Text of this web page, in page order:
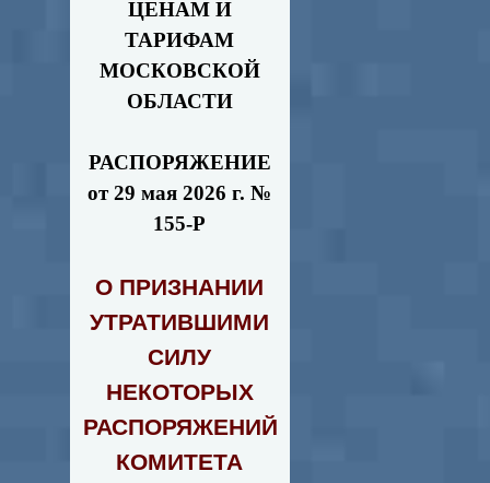
ЦЕНАМ И
ТАРИФАМ
МОСКОВСКОЙ
ОБЛАСТИ
РАСПОРЯЖЕНИЕ
от 29 мая 2026 г. №
155-Р
О ПРИЗНАНИИ
УТРАТИВШИМИ
СИЛУ
НЕКОТОРЫХ
РАСПОРЯЖЕНИЙ
КОМИТЕТА